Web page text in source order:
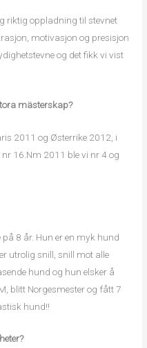
riktig oppladning til stevnet
motivasjon og presisjon
og det fikk vi vist
mästerskap?
2011 og Østerrike 2012, i
16.Nm 2011 ble vi nr 4 og
på 8 år. Hun er en myk hund
utrolig snill, snill mot alle
hund og hun elsker å
blitt Norgesmester og fått 7
hund!!